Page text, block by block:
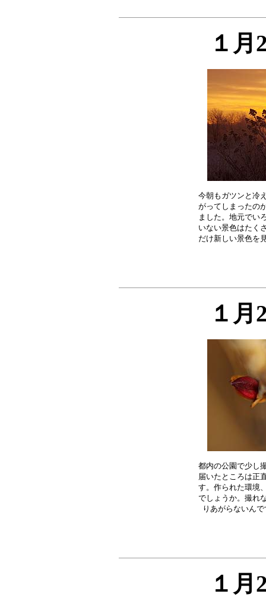
１月
今朝もガツンと冷
がってしまったの
ました。地元でい
いない景色はたく
１月
都内の公園で少し
届いたところは正
す。作られた環境
でしょうか。撮れ
１月